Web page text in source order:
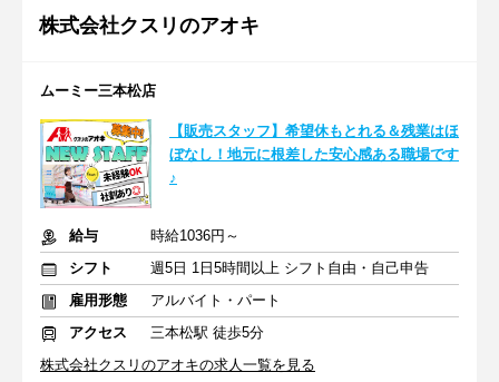
株式会社クスリのアオキ
ムーミー三本松店
【販売スタッフ】希望休もとれる＆残業はほ
ぼなし！地元に根差した安心感ある職場です
♪
給与
時給1036円～
シフト
週5日 1日5時間以上 シフト自由・自己申告
雇用形態
アルバイト・パート
アクセス
三本松駅 徒歩5分
株式会社クスリのアオキの求人一覧を見る